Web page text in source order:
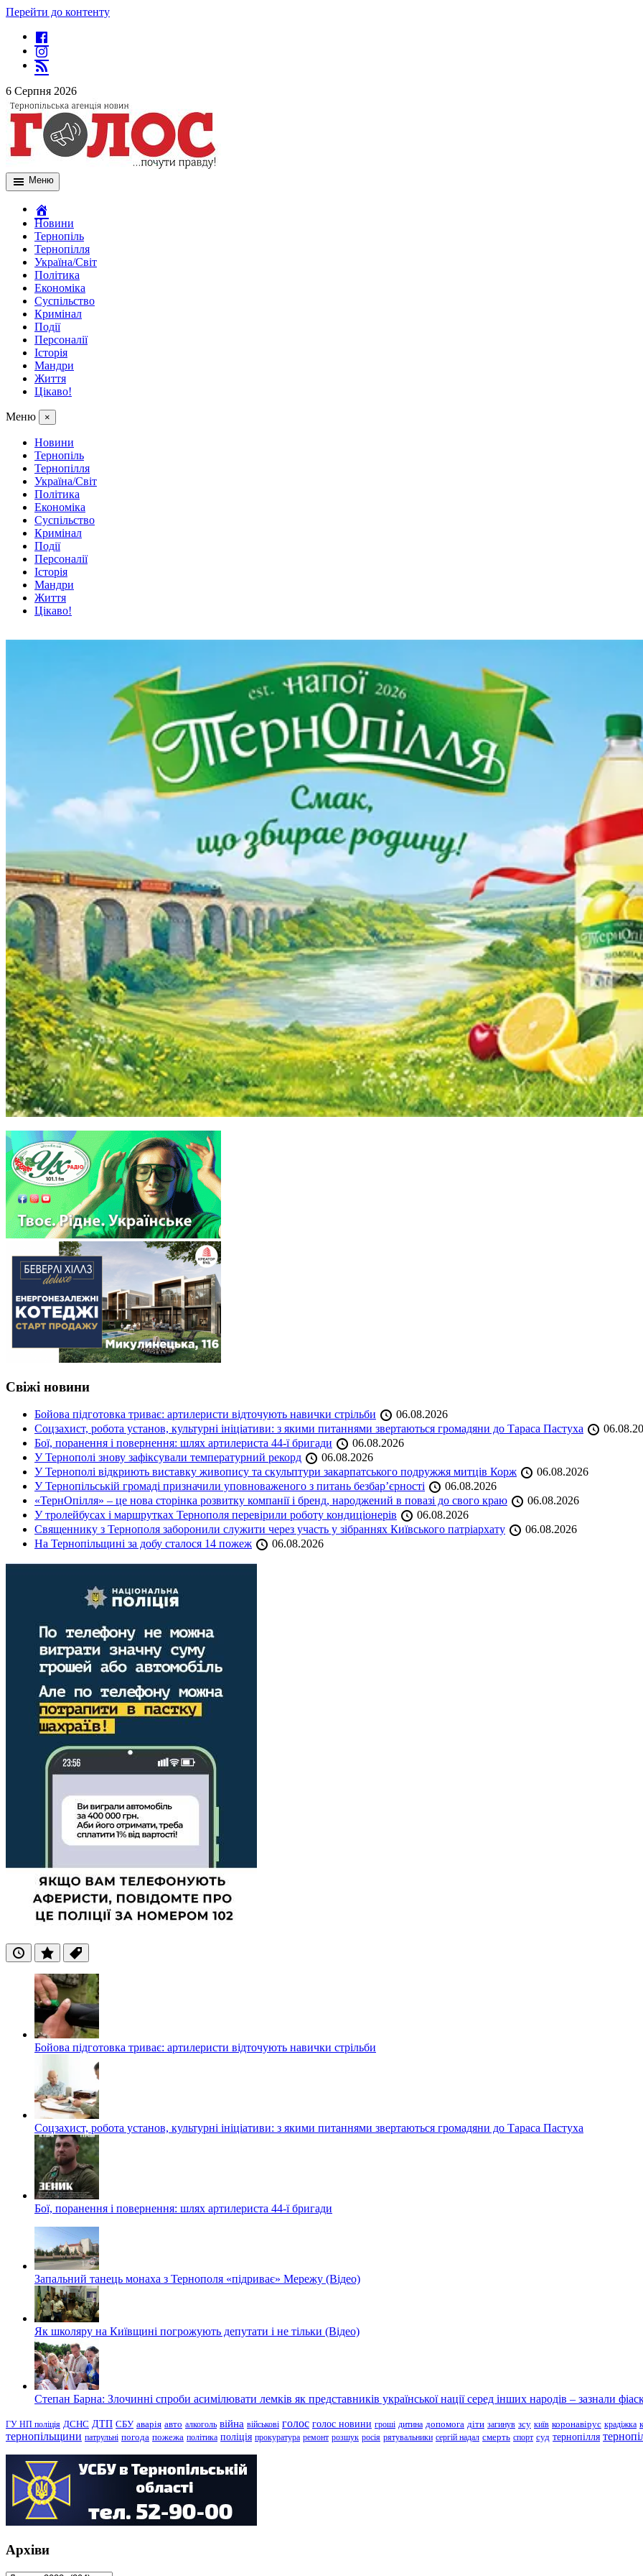
Перейти до контенту
6 Серпня 2026
Меню
Новини
Тернопіль
Тернопілля
Україна/Світ
Політика
Економіка
Суспільство
Кримінал
Події
Персоналії
Історія
Мандри
Життя
Цікаво!
Меню ×
Новини
Тернопіль
Тернопілля
Україна/Світ
Політика
Економіка
Суспільство
Кримінал
Події
Персоналії
Історія
Мандри
Життя
Цікаво!
Свіжі новини
Бойова підготовка триває: артилеристи відточують навички стрільби
06.08.2026
Соцзахист, робота установ, культурні ініціативи: з якими питаннями звертаються громадяни до Тараса Пастуха
Бої, поранення і повернення: шлях артилериста 44-ї бригади
06.08.2026
У Тернополі знову зафіксували температурний рекорд
06.08.2026
У Тернополі відкриють виставку живопису та скульптури закарпатського подружжя митців Корж
06.08.2026
У Тернопільській громаді призначили уповноваженого з питань безбар’єрності
06.08.2026
«ТернОпілля» – це нова сторінка розвитку компанії і бренд, народжений в повазі до свого краю
06.08.2026
У тролейбусах і маршрутках Тернополя перевірили роботу кондиціонерів
06.08.2026
Священнику з Тернополя заборонили служити через участь у зібраннях Київського патріархату
06.08.2026
На Тернопільщині за добу сталося 14 пожеж
06.08.2026
ОстанніПопулярні
Теги
Бойова підготовка триває: артилеристи відточують навички стрільби
Соцзахист, робота установ, культурні ініціативи: з якими питаннями звертаються громадяни до Тараса Пастуха
Бої, поранення і повернення: шлях артилериста 44-ї бригади
Запальний танець монаха з Тернополя «підриває» Мережу (Відео)
Як школяру на Київщині погрожують депутати і не тільки (Відео)
Степан Барна: Злочинні спроби асимілювати лемків як представників української нації серед інших народів – зазнали
ГУ НП поліція ДСНС ДТП СБУ аварія авто алкоголь війна військові голос голос новини гроші дитина допомога діти загинув зсу київ коронавірус крадіжка
тернопільщини патрульні погода пожежа політика поліція прокуратура ремонт розшук росія рятувальники сергій надал смерть спорт суд тернопілля
Архіви